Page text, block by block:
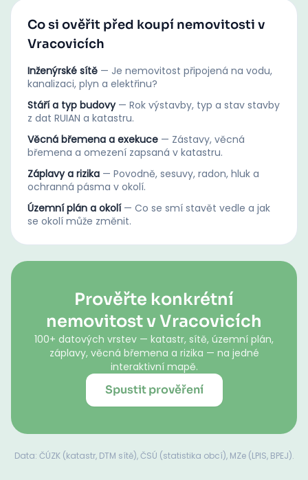
Co si ověřit před koupí nemovitosti v
Vracovicích
Inženýrské sítě — Je nemovitost připojená na vodu,
kanalizaci, plyn a elektřinu?
Stáří a typ budovy — Rok výstavby, typ a stav stavby
z dat RUIAN a katastru.
Věcná břemena a exekuce — Zástavy, věcná
břemena a omezení zapsaná v katastru.
Záplavy a rizika — Povodně, sesuvy, radon, hluk a
ochranná pásma v okolí.
Územní plán a okolí — Co se smí stavět vedle a jak
se okolí může změnit.
Prověřte konkrétní
nemovitost v Vracovicích
100+ datových vrstev — katastr, sítě, územní plán,
záplavy, věcná břemena a rizika — na jedné
interaktivní mapě.
Spustit prověření
Data: ČÚZK (katastr, DTM sítě), ČSÚ (statistika obcí), MZe (LPIS, BPEJ).